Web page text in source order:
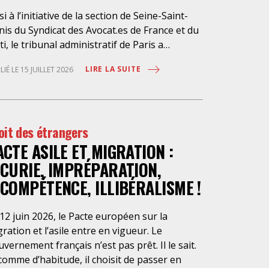
à l’initiative de la section de Seine-Saint-
du Syndicat des Avocat.es de France et du
le tribunal administratif de Paris a
public visant à la « mise en œuvre de
des étrangers maintenus dans les
», attribué à un cabinet d’avocats
dont les modalités d’exécution portent
atteinte grave aux droits fondamentaux
personnes retenues et contreviennent de
flagrante aux règles déontologiques
dont bénéficient les personnes
limitée à trois heures de permanence
quotidienne sauf le dimanche (la
de l’avocat dans les locaux n’étant
LE 15 JUILLET 2026 LIRE LA SUITE
des étrangers
ASILE ET MIGRATION :
IMPRÉPARATION,
ILLIBÉRALISME !
juin 2026, le Pacte européen sur la
et l’asile entre en vigueur. Le
français n’est pas prêt. Il le sait.
d’habitude, il choisit de passer en